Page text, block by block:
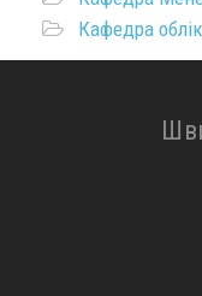
Кафедра